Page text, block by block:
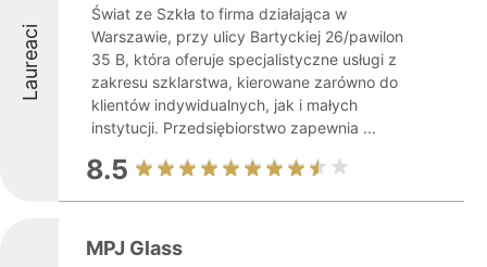
Laureaci
Świat ze Szkła to firma działająca w
Warszawie, przy ulicy Bartyckiej 26/pawilon
35 B, która oferuje specjalistyczne usługi z
zakresu szklarstwa, kierowane zarówno do
klientów indywidualnych, jak i małych
instytucji. Przedsiębiorstwo zapewnia ...
8.5
MPJ Glass